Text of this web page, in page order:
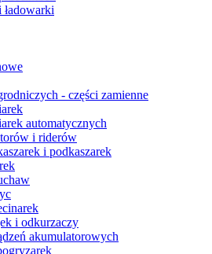
- części zamienne
automatycznych
i riderów
i podkaszarek
i odkurzaczy
akumulatorowych